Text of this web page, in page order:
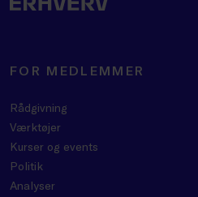
FOR MEDLEMMER
Rådgivning
Værktøjer
Kurser og events
Politik
Analyser